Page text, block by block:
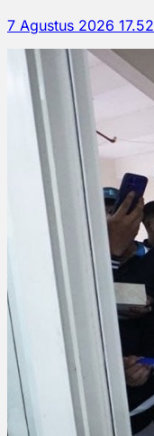
7 Agustus 2026 17.52